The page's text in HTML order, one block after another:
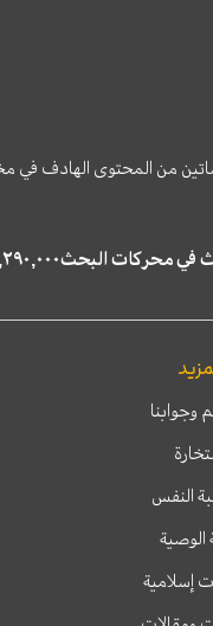
من المحتوى الهادف
وجوابنا
النفس
الوصية
إسلامية